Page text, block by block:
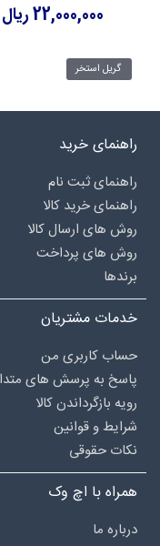
22,000,000 ریال
گریل استخر
راهنمای خرید
راهنمای ثبت نام
راهنمای خرید کالا
روش های ارسال کالا
روش های پرداخت
برندها
خدمات مشتریان
حساب کاربری من
پاسخ به پرسش های
رویه بازگرداندن کالا
شرایط و قوانین
نکات حقوقی
همراه با اچ وک
درباره‌ ما